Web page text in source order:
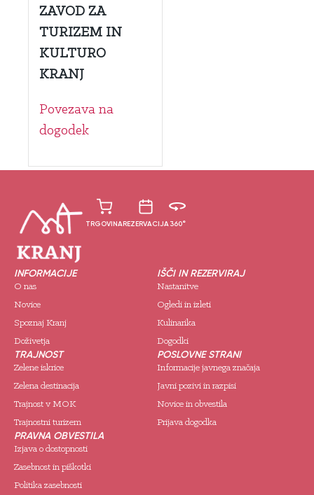
ZAVOD ZA
TURIZEM IN
KULTURO
KRANJ
Povezava na
dogodek
TRGOVINAREZERVACIJA360°
INFORMACIJE
O nas
Novice
Spoznaj Kranj
Doživetja
IŠČI IN REZERVIRAJ
Nastanitve
Ogledi in izleti
Kulinarika
Dogodki
TRAJNOST
Zelene iskrice
Zelena destinacija
Trajnost v MOK
Trajnostni turizem
POSLOVNE STRANI
Informacije javnega značaja
Javni pozivi in razpisi
Novice in obvestila
Prijava dogodka
PRAVNA OBVESTILA
Izjava o dostopnosti
Zasebnost in piškotki
Politika zasebnosti